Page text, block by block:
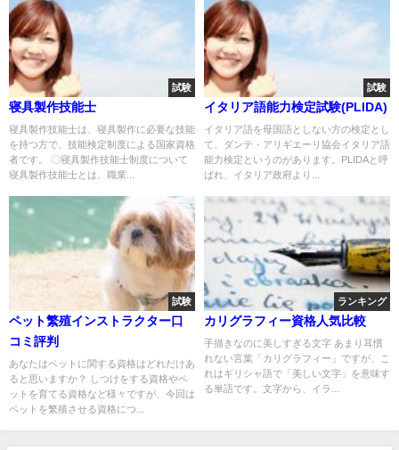
試験
寝具製作技能士
寝具製作技能士は、寝具製作に必要な技能
を持つ方で、技能検定制度による国家資格
者です。 〇寝具製作技能士制度について
寝具製作技能士とは、職業...
試験
イタリア語能力検定試験(PLIDA)
イタリア語を母国語としない方の検定とし
て、ダンテ・アリギエーリ協会イタリア語
能力検定というのがあります。PLIDAと呼
ばれ、イタリア政府より...
試験
ペット繁殖インストラクター口
コミ評判
あなたはペットに関する資格はどれだけあ
ると思いますか？ しつけをする資格やペ
ットを育てる資格など様々ですが、今回は
ペットを繁殖させる資格につ...
ランキング
カリグラフィー資格人気比較
手描きなのに美しすぎる文字 あまり耳慣
れない言葉「カリグラフィー」ですが、こ
れはギリシャ語で「美しい文字」を意味す
る単語です。文字から、イラ...